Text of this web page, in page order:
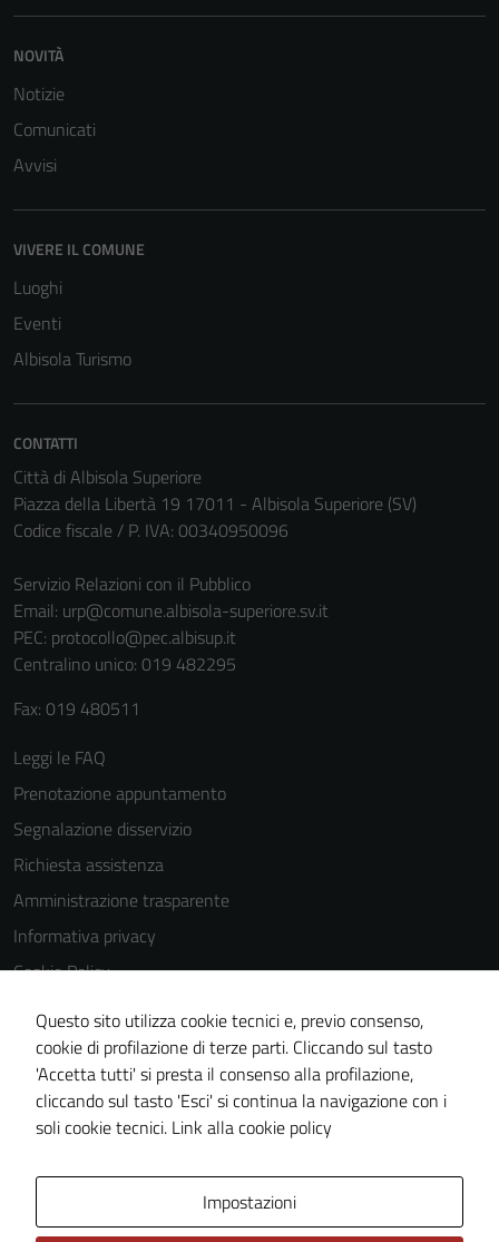
NOVITÀ
Notizie
Comunicati
Avvisi
VIVERE IL COMUNE
Luoghi
Eventi
Albisola Turismo
CONTATTI
Città di Albisola Superiore
Piazza della Libertà 19 17011 - Albisola Superiore (SV)
Codice fiscale / P. IVA: 00340950096
Servizio Relazioni con il Pubblico
Email: urp@comune.albisola-superiore.sv.it
PEC: protocollo@pec.albisup.it
Centralino unico: 019 482295
Fax: 019 480511
Leggi le FAQ
Prenotazione appuntamento
Segnalazione disservizio
Richiesta assistenza
Amministrazione trasparente
Informativa privacy
Cookie Policy
Note legali
Dichiarazione di accessibilità
Piano di miglioramento del sito
Statistiche sito web
Questo sito utilizza cookie tecnici e, previo consenso,
cookie di profilazione di terze parti. Cliccando sul tasto
'Accetta tutti' si presta il consenso alla profilazione,
cliccando sul tasto 'Esci' si continua la navigazione con i
soli cookie tecnici. Link alla cookie policy
Impostazioni